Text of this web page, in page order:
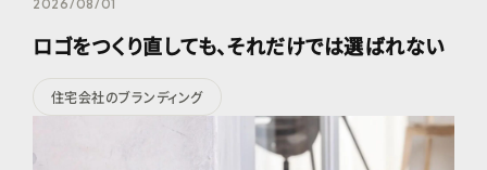
2026/08/01
ロゴをつくり直しても、それだけでは選ばれない
住宅会社のブランディング